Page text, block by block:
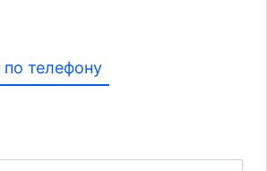
телефону